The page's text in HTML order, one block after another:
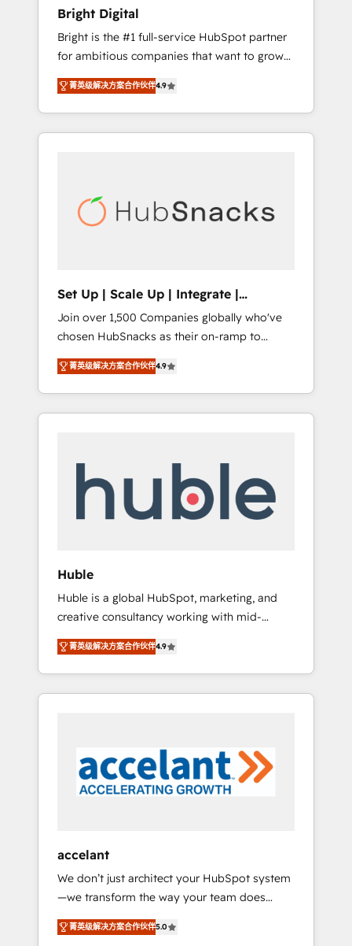
Website Design HubSpot Impact Award 🏆
2017 Website Design HubSpot Impact Award
🏆2016 Growth-Driven Design Agency of the
Year 🏆2016 Sales Enablement HubSpot
Impact Award 🏆2015 Growth-Driven Design
Agency of the Year 🏆2015 Became the 5th
Agency to reach Diamond 🏆2014 HubSpot
Became a HubSpot Partner 📆Founded in
Bright Digital
Bright is the #1 full-service HubSpot partner
for ambitious companies that want to grow
smarter. From HubSpot onboarding, to
training, from developing a new website to
lead generation and digital marketing; we do
it all (and with great results)! In short, our
modules, integrations - Marketing & sales
solutions: digital marketing, advertising,
people, exciting ideas and can-do mentality,
we ensure revenue growth on a daily basis.
So tell us your challenge; our passionate and
growth driven team of 100+ experts is ready
for you! Driving digital growth |
www.brightdigital.com
菁英级解决方案合作伙伴4.9
Set Up | Scale Up | Integrate |
HubSnacks FlexPlan
Join over 1,500 Companies globally who've
chosen HubSnacks as their on-ramp to
HubSpot since 2014 Simple pay-as-you-go
plans that accelerate value... 1️⃣ Set Up |
Onboarding New or Check-fixing existing
HubSpot portals 2️⃣ Scale Up | 100% HubSpot
API Integration project... ⬅️ Click "Contact
Business" ⬅️ to access 150+ Kickstart
Paypal 💰 Sage or Netsuite 🤖 Google or
Microsoft ✍️ DocuSign or PandaDoc 🌐
Avalara or Quaderno HubSnacks holds the
rare Advanced "Custom Integrations"
Accreditation, securely sync data across... 🔄
any apps, in any direction. Stuck on your old
CRM..? Migrate | seamlessly off your old CRM
our in-house "HubScrub" Tool.
菁英级解决方案合作伙伴4.9
Huble
Huble is a global HubSpot, marketing, and
creative consultancy working with mid-
market and enterprise businesses. We go
beyond implementation, shaping the
strategy, processes, and teams that turn
HubSpot into a genuine growth engine.
5 partners worldwide, and with over 15 years
in the ecosystem, Huble has built a track
record that speaks for itself. One company,
Singapore, and South Africa. Certified
compliant with ISO/IEC 27001:2022 and ISO
9001:2015 across all seven international
offices and 175+ employees.
菁英级解决方案合作伙伴4.9
accelant
We don’t just architect your HubSpot system
—we transform the way your team does
business. As an Elite HubSpot Solutions
Partner, we specialize in creating tailored,
菁英级解决方案合作伙伴5.0